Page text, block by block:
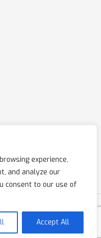
experience,
and analyze our
consent to our use of
Accept All
Marketing Automation